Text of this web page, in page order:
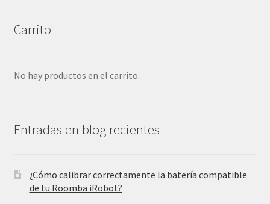
Carrito
No hay productos en el carrito.
Entradas en blog recientes
¿Cómo calibrar correctamente la batería compatible
de tu Roomba iRobot?